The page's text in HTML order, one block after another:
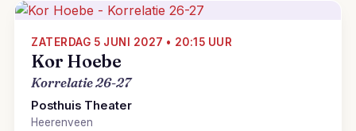
ZATERDAG 5 JUNI 2027 • 20:15 UUR
Kor Hoebe
Korrelatie 26-27
Posthuis Theater
Heerenveen